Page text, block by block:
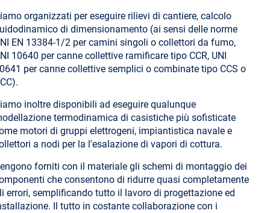
organizzati per eseguire rilievi di cantiere, calcolo
di dimensionamento (ai sensi delle norme
EN 13384-1/2 per camini singoli o collettori da fumo,
10640 per canne collettive ramificare tipo CCR, UNI
per canne collettive semplici o combinate tipo CCS o
inoltre disponibili ad eseguire qualunque
termodinamica di casistiche più sofisticate
motori di gruppi elettrogeni, impiantistica navale e
a nodi per la l'esalazione di vapori di cottura.
forniti con il materiale gli schemi di montaggio dei
che consentono di ridurre quasi completamente
errori, semplificando tutto il lavoro di progettazione ed
Il tutto in costante collaborazione con i